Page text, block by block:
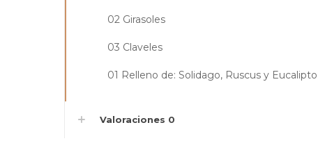
02 Girasoles
03 Claveles
01 Relleno de: Solidago, Ruscus y Eucalipto
Valoraciones 0